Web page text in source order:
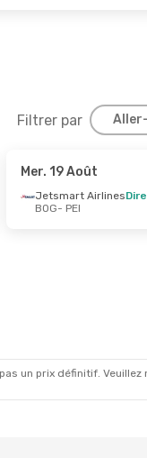
Filtrer par
Mer. 19 Août
Jetsmart Airlines
BOG- PEI
un prix définitif.